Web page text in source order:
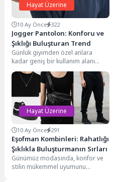
Hayat Üzerine
10 Ay Önce 322
Jogger Pantolon: Konforu ve
Şıklığı Buluşturan Trend
Günlük giyimden özel anlara
kadar geniş bir kullanım alanı
sunan jogger pantolon, modern
gardıropların vazgeçilmez...
Hayat Üzerine
10 Ay Önce 291
Eşofman Kombinleri: Rahatlığı
Şıklıkla Buluşturmanın Sırları
Günümüz modasında, konfor ve
stilin mükemmel uyumunu